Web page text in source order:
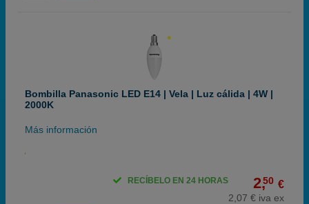
Bombilla Panasonic LED E14 | Vela | Luz cálida | 4W |
2000K
Más información
2,50 €
2,07 € iva ex
RECÍBELO EN 24 HORAS